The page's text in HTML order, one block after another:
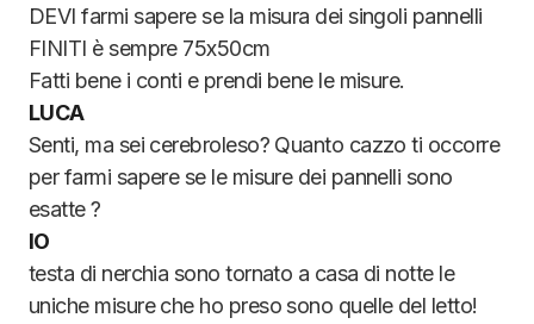
DEVI farmi sapere se la misura dei singoli pannelli
FINITI è sempre 75x50cm
Fatti bene i conti e prendi bene le misure.
LUCA
Senti, ma sei cerebroleso? Quanto cazzo ti occorre
per farmi sapere se le misure dei pannelli sono
esatte ?
IO
testa di nerchia sono tornato a casa di notte le
uniche misure che ho preso sono quelle del letto!